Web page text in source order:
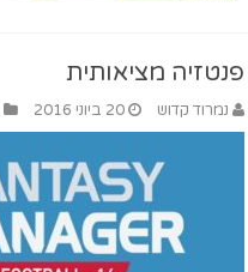
פנטזיה מציאותית
נמרוד קדוש 20 ביוני 2016